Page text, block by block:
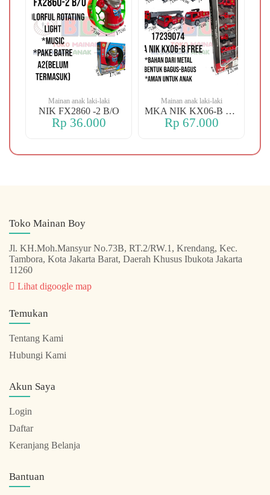
Mainan anak laki-laki
NIK FX2860 -2 B/O
Rp 36.000
Mainan anak laki-laki
MKA NIK KX06-B FREE
Rp 67.000
Toko Mainan Boy
Jl. KH.Moh.Mansyur No.73B, RT.2/RW.1, Krendang, Kec.
Tambora, Kota Jakarta Barat, Daerah Khusus Ibukota Jakarta
11260
Lihat digoogle map
Temukan
Tentang Kami
Hubungi Kami
Akun Saya
Login
Daftar
Keranjang Belanja
Bantuan